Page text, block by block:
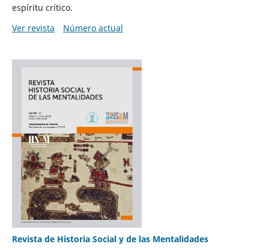
espíritu crítico.
Ver revista
Número actual
Revista de Historia Social y de las Mentalidades